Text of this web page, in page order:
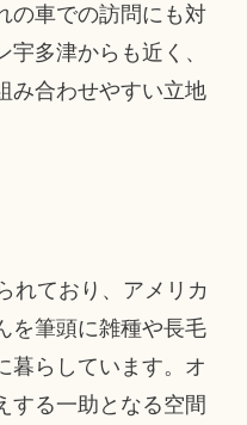
の車での訪問にも対
多津からも近く、
み合わせやすい立地
れており、アメリカ
を筆頭に雑種や長毛
暮らしています。オ
する一助となる空間